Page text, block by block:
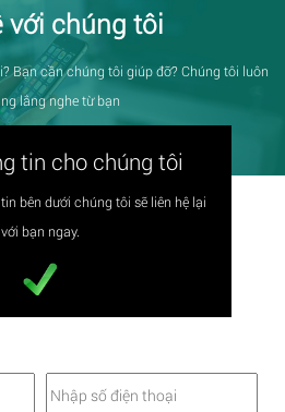
với chúng tôi
Bạn cần chúng tôi giúp đỡ? Chúng tôi luôn
lắng nghe từ bạn
tin cho chúng tôi
bên dưới chúng tôi sẽ liên hệ lại
với bạn ngay.